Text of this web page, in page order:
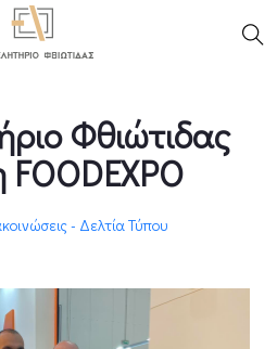
Φθιώτιδας
- Δελτία Τύπου